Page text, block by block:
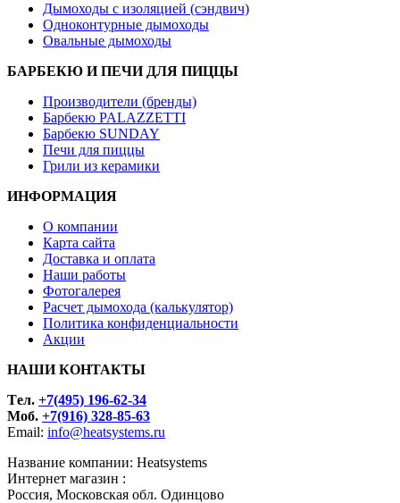
Дымоходы с изоляцией (сэндвич)
Одноконтурные дымоходы
Овальные дымоходы
БАРБЕКЮ И ПЕЧИ ДЛЯ ПИЦЦЫ
Производители (бренды)
Барбекю PALAZZETTI
Барбекю SUNDAY
Печи для пиццы
Грили из керамики
ИНФОРМАЦИЯ
О компании
Карта сайта
Доставка и оплата
Наши работы
Фотогалерея
Расчет дымохода (калькулятор)
Политика конфиденциальности
Акции
НАШИ КОНТАКТЫ
Tел. +7(495) 196-62-34
Моб. +7(916) 328-85-63
Email: info@heatsystems.ru
Название компании: Heatsystems
Интернет магазин :
Россия, Московская обл. Одинцово